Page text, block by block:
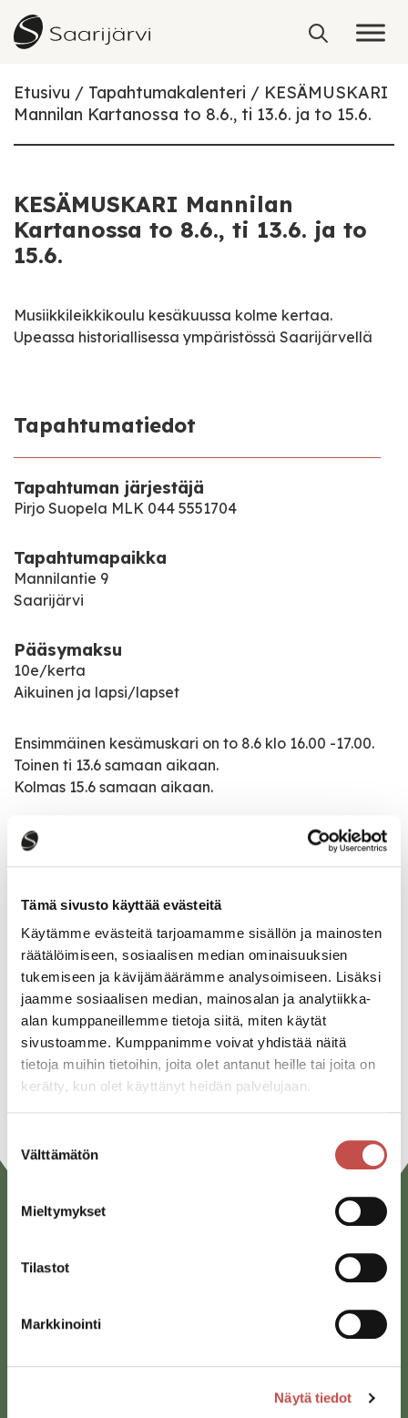
Tämä sivusto käyttää evästeitä
Käytämme evästeitä tarjoamamme sisällön ja mainosten
räätälöimiseen, sosiaalisen median ominaisuuksien
tukemiseen ja kävijämäärämme analysoimiseen. Lisäksi
jaamme sosiaalisen median, mainosalan ja analytiikka-
alan kumppaneillemme tietoja siitä, miten käytät
sivustoamme. Kumppanimme voivat yhdistää näitä
tietoja muihin tietoihin, joita olet antanut heille tai joita on
kerätty, kun olet käyttänyt heidän palvelujaan.
valinta
Välttämätön
Mieltymykset
Tilastot
Markkinointi
Näytä tiedot
Skip to content
Etusivu Tapahtumakalenteri
KESÄMUSKARI
Mannilan Kartanossa to 8.6., ti 13.6. ja to 15.6.
KESÄMUSKARI Mannilan
Kartanossa to 8.6., ti 13.6. ja to
15.6.
Musiikkileikkikoulu kesäkuussa kolme kertaa.
Upeassa historiallisessa ympäristössä Saarijärvellä
Tapahtumatiedot
Tapahtuman järjestäjä
Pirjo Suopela MLK 044 5551704
Tapahtumapaikka
Mannilantie 9
Saarijärvi
Pääsymaksu
10e/kerta
Aikuinen ja lapsi/lapset
Ensimmäinen kesämuskari on to 8.6 klo 16.00 -17.00.
Toinen ti 13.6 samaan aikaan.
Kolmas 15.6 samaan aikaan.
Katso kaikki tapahtumat
Jaa tapahtuma:
Facebook
Twitter
Linkedin
URL